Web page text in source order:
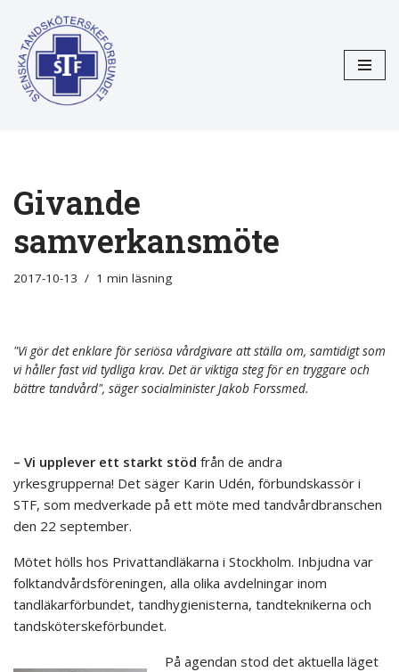
Hoppa
till
innehåll
Givande
samverkansmöte
2017-10-13 1 min läsning
"Vi gör det enklare för seriösa vårdgivare att ställa om, samtidigt som
vi håller fast vid tydliga krav. Det är viktiga steg för en tryggare och
bättre tandvård", säger socialminister Jakob Forssmed.
– Vi upplever ett starkt stöd från de andra
yrkesgrupperna! Det säger Karin Udén, förbundskassör i
STF, som medverkade på ett möte med tandvårdbranschen
den 22 september.
Mötet hölls hos Privattandläkarna i Stockholm. Inbjudna var
folktandvårdsföreningen, alla olika avdelningar inom
tandläkarförbundet, tandhygienisterna, tandteknikerna och
tandsköterskeförbundet.
På agendan stod det aktuella läget